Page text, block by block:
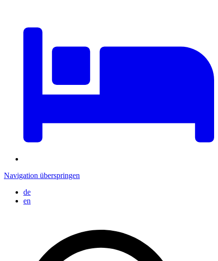
Navigation überspringen
de
en